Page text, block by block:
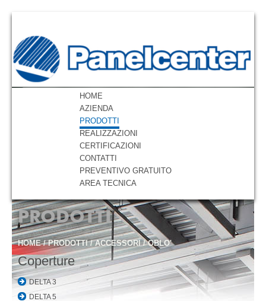
HOME
AZIENDA
PRODOTTI
REALIZZAZIONI
CERTIFICAZIONI
CONTATTI
PREVENTIVO GRATUITO
AREA TECNICA
PRODOTTI
HOME/PRODOTTI/ACCESSORI/OBLO'
Coperture
DELTA 3
DELTA 5